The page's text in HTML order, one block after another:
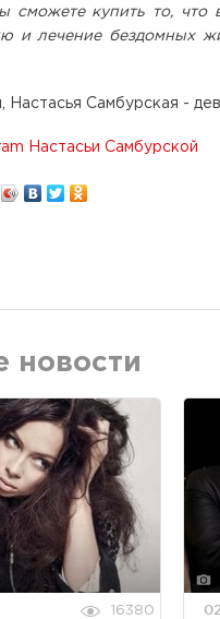
сможете купить то, что
и лечение бездомных
Настасья Самбурская -
Настасьи Самбурской
новости
16380